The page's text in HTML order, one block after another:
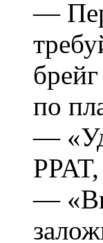
—
по
—
—